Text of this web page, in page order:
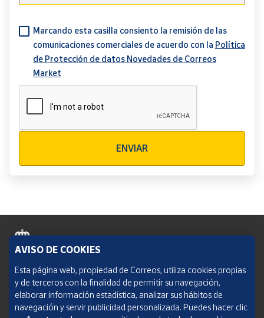
Marcando esta casilla consiento la remisión de las
comunicaciones comerciales de acuerdo con la Política
de Protección de datos Novedades de Correos
Market
ENVIAR
Política de cookies
Aviso legal
Condiciones del servicio
AVISO DE COOKIES
Esta página web, propiedad de Correos, utiliza cookies propias
y de terceros con la finalidad de permitir su navegación,
elaborar información estadística, analizar sus hábitos de
navegación y servir publicidad personalizada. Puedes hacer clic